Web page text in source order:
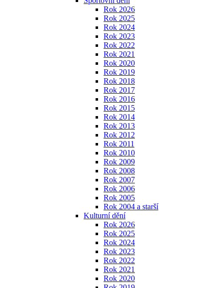
Rok 2026
Rok 2025
Rok 2024
Rok 2023
Rok 2022
Rok 2021
Rok 2020
Rok 2019
Rok 2018
Rok 2017
Rok 2016
Rok 2015
Rok 2014
Rok 2013
Rok 2012
Rok 2011
Rok 2010
Rok 2009
Rok 2008
Rok 2007
Rok 2006
Rok 2005
Rok 2004 a starší
Kulturní dění
Rok 2026
Rok 2025
Rok 2024
Rok 2023
Rok 2022
Rok 2021
Rok 2020